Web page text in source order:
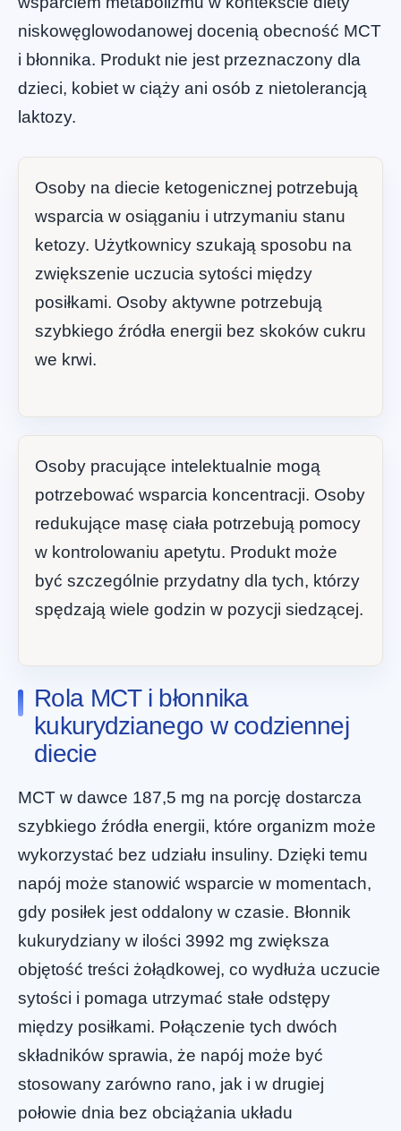
niskowęglowodanowej docenią obecność MCT
i błonnika. Produkt nie jest przeznaczony dla
dzieci, kobiet w ciąży ani osób z nietolerancją
laktozy.
Osoby na diecie ketogenicznej potrzebują
wsparcia w osiąganiu i utrzymaniu stanu
ketozy. Użytkownicy szukają sposobu na
zwiększenie uczucia sytości między
posiłkami. Osoby aktywne potrzebują
szybkiego źródła energii bez skoków cukru
we krwi.
Osoby pracujące intelektualnie mogą
potrzebować wsparcia koncentracji. Osoby
redukujące masę ciała potrzebują pomocy
w kontrolowaniu apetytu. Produkt może
być szczególnie przydatny dla tych, którzy
spędzają wiele godzin w pozycji siedzącej.
Rola MCT i błonnika
kukurydzianego w codziennej
diecie
MCT w dawce 187,5 mg na porcję dostarcza
szybkiego źródła energii, które organizm może
wykorzystać bez udziału insuliny. Dzięki temu
napój może stanowić wsparcie w momentach,
gdy posiłek jest oddalony w czasie. Błonnik
kukurydziany w ilości 3992 mg zwiększa
objętość treści żołądkowej, co wydłuża uczucie
sytości i pomaga utrzymać stałe odstępy
między posiłkami. Połączenie tych dwóch
składników sprawia, że napój może być
stosowany zarówno rano, jak i w drugiej
połowie dnia bez obciążania układu